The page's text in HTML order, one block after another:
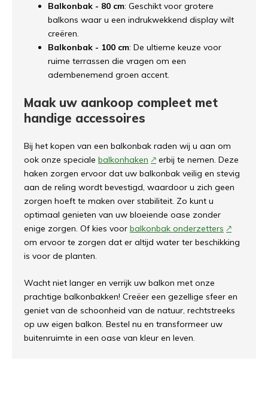
Balkonbak - 80 cm: Geschikt voor grotere
balkons waar u een indrukwekkend display wilt
creëren.
Balkonbak - 100 cm: De ultieme keuze voor
ruime terrassen die vragen om een
adembenemend groen accent.
Maak uw aankoop compleet met
handige accessoires
Bij het kopen van een balkonbak raden wij u aan om
ook onze speciale balkonhaken
erbij te nemen. Deze
haken zorgen ervoor dat uw balkonbak veilig en stevig
aan de reling wordt bevestigd, waardoor u zich geen
zorgen hoeft te maken over stabiliteit. Zo kunt u
optimaal genieten van uw bloeiende oase zonder
enige zorgen. Of kies voor balkonbak onderzetters
om ervoor te zorgen dat er altijd water ter beschikking
is voor de planten.
Wacht niet langer en verrijk uw balkon met onze
prachtige balkonbakken! Creëer een gezellige sfeer en
geniet van de schoonheid van de natuur, rechtstreeks
op uw eigen balkon. Bestel nu en transformeer uw
buitenruimte in een oase van kleur en leven.